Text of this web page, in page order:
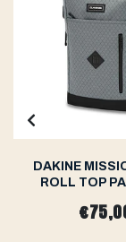
DAKINE
ROLL TOP